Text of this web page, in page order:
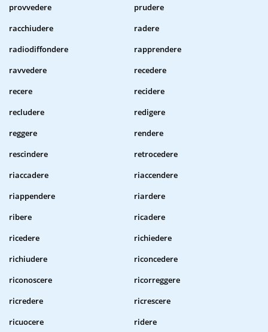
provvedere
prudere
racchiudere
radere
radiodiffondere
rapprendere
ravvedere
recedere
recere
recidere
recludere
redigere
reggere
rendere
rescindere
retrocedere
riaccadere
riaccendere
riappendere
riardere
ribere
ricadere
ricedere
richiedere
richiudere
riconcedere
riconoscere
ricorreggere
ricredere
ricrescere
ricuocere
ridere